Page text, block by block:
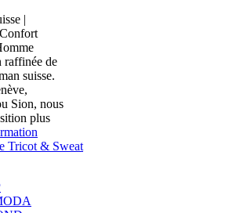
|
raffinée de
suisse.
Sion, nous
plus
Tricot & Sweat